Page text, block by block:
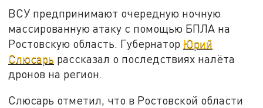
ВСУ предпринимают очередную ночную
массированную атаку с помощью БПЛА на
Ростовскую область. Губернатор Юрий
Слюсарь рассказал о последствиях налёта
дронов на регион.
Слюсарь отметил, что в Ростовской области